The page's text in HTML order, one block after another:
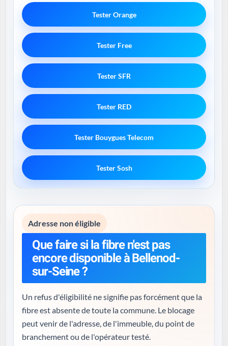
Tester Orange
Tester Free
Tester SFR
Tester RED
Tester Bouygues Telecom
Tester Sosh
Adresse non éligible
Que faire si la fibre n'est pas
encore disponible à Bellenod-
sur-Seine ?
Un refus d'éligibilité ne signifie pas forcément que la
fibre est absente de toute la commune. Le blocage
peut venir de l'adresse, de l'immeuble, du point de
branchement ou de l'opérateur testé.